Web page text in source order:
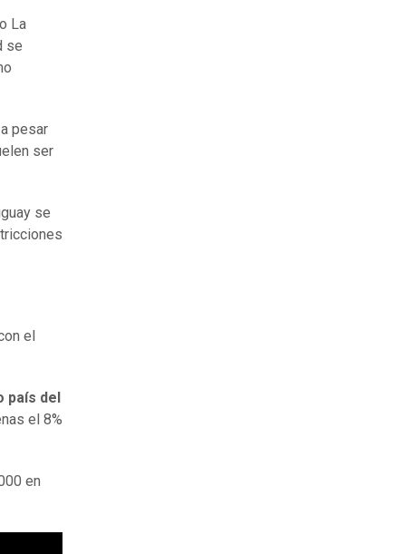
La
se
pesar
ser
se
el
país del
el 8%
en